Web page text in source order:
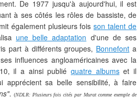
De 1977 jusqu'à aujourd'hui, il est
à ses côtés les rôles de bassiste, de
également plusieurs foisson talent de
une belle adaptation d'une de ses
part à différents groupes, Bonnefont a
influences angloaméricaines avec la
10, il a ainsi publiéquatre albumset il
apprécient sa belle sensibilité, à faire
. (NDLR: Plusieurs fois cités par Murat comme exemple de